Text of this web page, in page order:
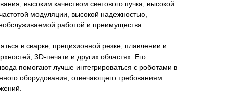
высоким качеством светового пучка, высокой
модуляции, высокой надежностью,
работой и преимущества.
в сварке, прецизионной резке, плавлении и
3D-печати и других областях. Его
помогают лучше интегрироваться с роботами в
оборудования, отвечающего требованиям